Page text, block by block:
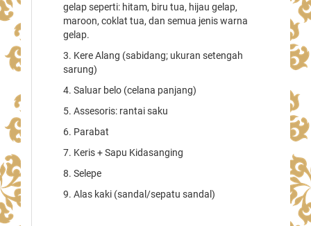
gelap seperti: hitam, biru tua, hijau gelap,
maroon, coklat tua, dan semua jenis warna
gelap.
3. Kere Alang (sabidang; ukuran setengah
sarung)
4. Saluar belo (celana panjang)
5. Assesoris: rantai saku
6. Parabat
7. Keris + Sapu Kidasanging
8. Selepe
9. Alas kaki (sandal/sepatu sandal)